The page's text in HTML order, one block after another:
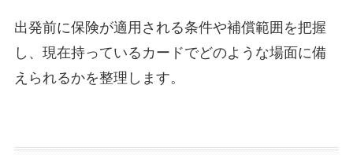
出発前に保険が適用される条件や補償範囲を把握
し、現在持っているカードでどのような場面に備
えられるかを整理します。